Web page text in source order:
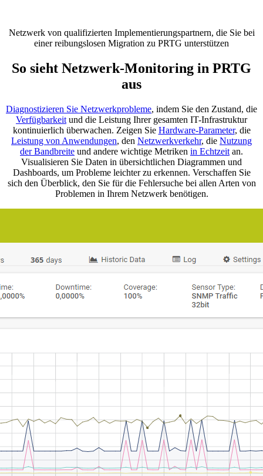
Netzwerk von qualifizierten Implementierungspartnern, die Sie bei
einer reibungslosen Migration zu PRTG unterstützen
So sieht Netzwerk-Monitoring in PRTG
aus
Diagnostizieren Sie Netzwerkprobleme, indem Sie den Zustand, die
Verfügbarkeit und die Leistung Ihrer gesamten IT-Infrastruktur
kontinuierlich überwachen. Zeigen Sie Hardware-Parameter, die
Leistung von Anwendungen, den Netzwerkverkehr, die Nutzung
der Bandbreite und andere wichtige Metriken in Echtzeit an.
Visualisieren Sie Daten in übersichtlichen Diagrammen und
Dashboards, um Probleme leichter zu erkennen. Verschaffen Sie
sich den Überblick, den Sie für die Fehlersuche bei allen Arten von
Problemen in Ihrem Netzwerk benötigen.